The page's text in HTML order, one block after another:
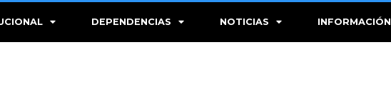
DEPENDENCIAS NOTICIAS INFORMACIÓN